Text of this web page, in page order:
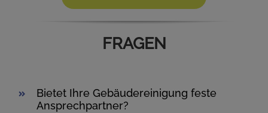
FRAGEN
Bietet Ihre Gebäudereinigung feste
Ansprechpartner?